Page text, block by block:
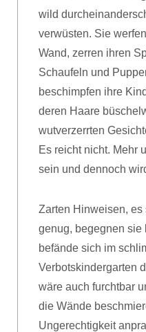
wild
verwüsten. Sie
Wand, zerren ihren
Schaufeln und
beschimpfen ihre
deren Haare
wutverzerrten
Es reicht nicht. Mehr
sein und dennoch
Zarten Hinweisen,
genug, begegnen sie
befände sich im
Verbotskindergarten
wäre auch furchtbar
die Wände
Ungerechtigkeit